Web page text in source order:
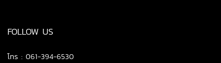
FOLLOW US
โทร : 061-394-6530